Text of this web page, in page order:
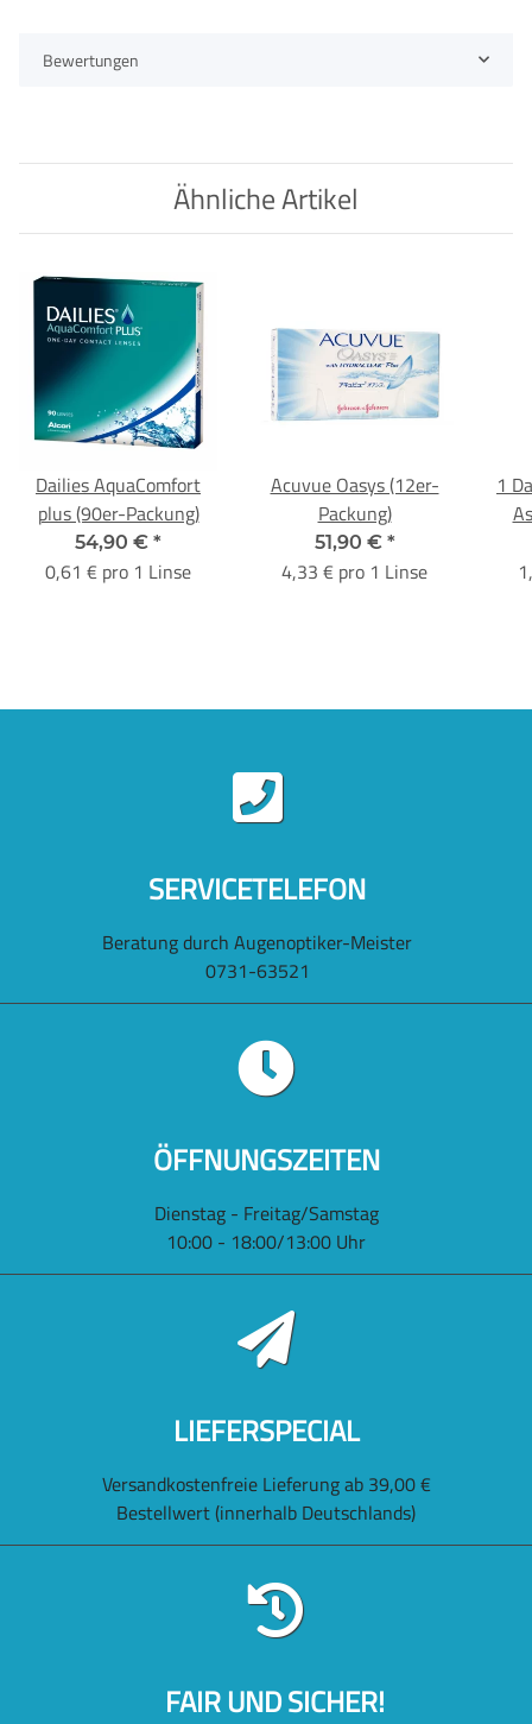
Bewertungen
Ähnliche Artikel
Dailies AquaComfort
plus (90er-Packung)
54,90 € *
0,61 € pro 1 Linse
Acuvue Oasys (12er-
Packung)
51,90 € *
4,33 € pro 1 Linse
1
SERVICETELEFON
Beratung durch Augenoptiker-Meister
0731-63521
ÖFFNUNGSZEITEN
Dienstag - Freitag/Samstag
10:00 - 18:00/13:00 Uhr
LIEFERSPECIAL
Versandkostenfreie Lieferung ab 39,00 €
Bestellwert (innerhalb Deutschlands)
FAIR UND SICHER!